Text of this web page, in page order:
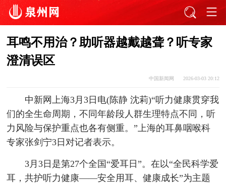
耳鸣不用治？助听器越戴越聋？听专家
澄清误区
中国新闻网 2026-03-03 20:12
中新网上海3月3日电(陈静 沈莉)“听力健康贯穿我
们的全生命周期，不同年龄段人群生理特点不同，听
力风险与保护重点也各有侧重。”上海的耳鼻咽喉科
专家张剑宁3日对记者表示。
3月3日是第27个全国“爱耳日”。在以“全民科学爱
耳，共护听力健康——安全用耳、健康成长”为主题